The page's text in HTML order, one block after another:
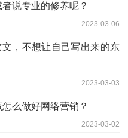
说专业的修养呢？
2023-03-06
，不想让自己写出来的东
2023-03-03
么做好网络营销？
2023-03-02